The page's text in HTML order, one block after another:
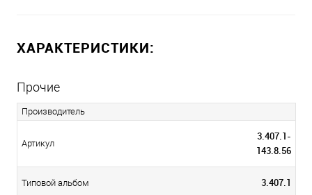
ХАРАКТЕРИСТИКИ:
Прочие
Производитель
Артикул
3.407.1-
143.8.56
Типовой альбом 3.407.1